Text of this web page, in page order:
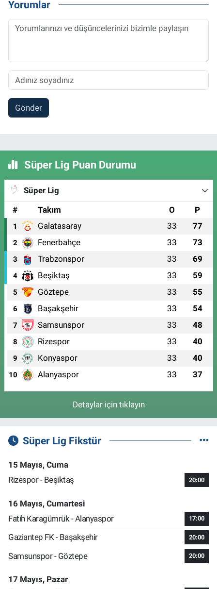
Yorumlar
Gönder
Süper Lig Puan Durumu
Süper Lig
#
Takım O P
1 Galatasaray 33 77
2 Fenerbahçe 33 73
3 Trabzonspor 33 69
4 Beşiktaş 33 59
5 Göztepe 33 55
6 Başakşehir 33 54
7 Samsunspor 33 48
8 Rizespor 33 40
9 Konyaspor 33 40
10 Alanyaspor 33 37
Detaylar için tıklayın
Süper Lig Fikstür
15 Mayıs, Cuma
Rizespor - Beşiktaş
20:00
16 Mayıs, Cumartesi
Fatih Karagümrük - Alanyaspor
17:00
Gaziantep FK - Başakşehir 20:00
Samsunspor - Göztepe 20:00
17 Mayıs, Pazar